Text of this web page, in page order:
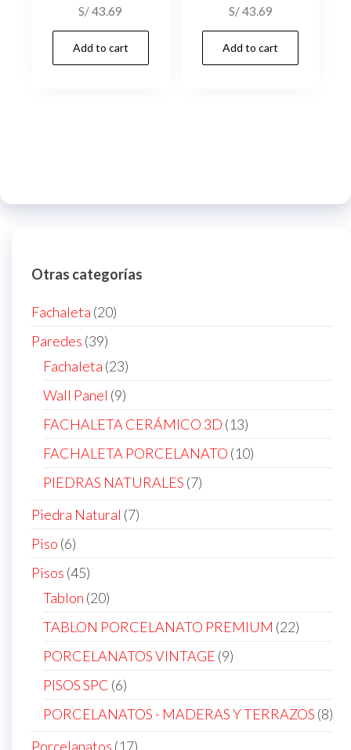
S/43.69
Add to cart
S/43.69
Add to cart
Otras categorías
Fachaleta 2020
Paredes 3939
products
Fachaleta 2323
products
Wall Panel 99
products
FACHALETA CERÁMICO 3D 1313
products
FACHALETA PORCELANATO 1010
PIEDRAS NATURALES 77
Piedra Natural 77
Piso 66
products
Pisos 4545
products
Tablon 2020
products
TABLON PORCELANATO PREMIUM 2222
PORCELANATOS VINTAGE 99
PISOS SPC 66
products
PORCELANATOS - MADERAS Y TERRAZOS 88
Porcelanatos 1717